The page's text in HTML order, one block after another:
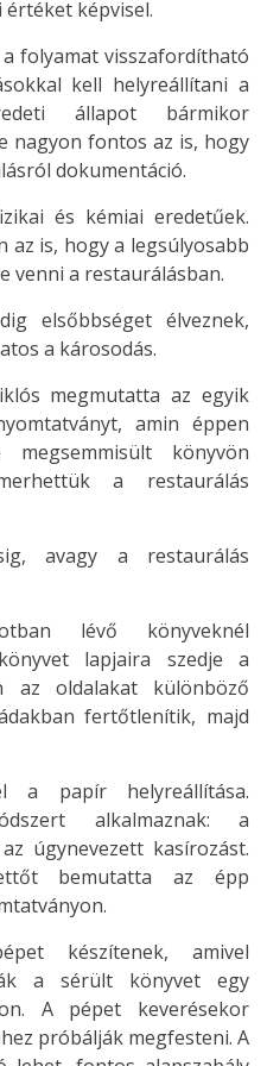
képvisel.
folyamat visszafordítható
kell helyreállítani a
állapot bármikor
nagyon fontos az is, hogy
dokumentáció.
és kémiai eredetűek.
az is, hogy a legsúlyosabb
venni a restaurálásban.
elsőbbséget élveznek,
a károsodás.
megmutatta az egyik
amin éppen
könyvön
a restaurálás
avagy a restaurálás
lévő könyveknél
lapjaira szedje a
az oldalakat különböző
fertőtlenítik, majd
a papír helyreállítása.
alkalmaznak: a
úgynevezett kasírozást.
bemutatta az épp
készítenek, amivel
a sérült könyvet egy
A pépet keverésekor
próbálják megfesteni. A